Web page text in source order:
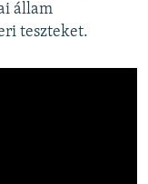
állam
teszteket.